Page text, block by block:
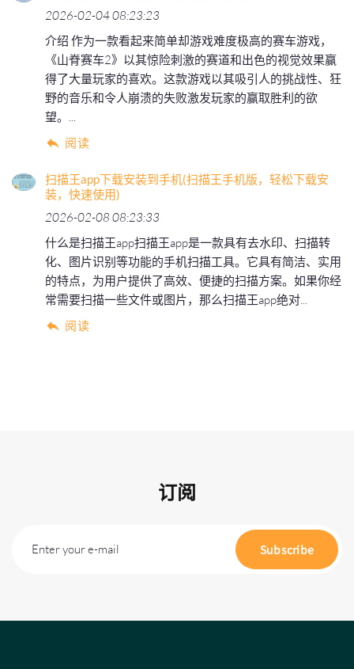
2026-02-04 08:23:23
介绍 作为一款看起来简单却游戏难度极高的赛车游戏，
《山脊赛车2》以其惊险刺激的赛道和出色的视觉效果赢
得了大量玩家的喜欢。这款游戏以其吸引人的挑战性、狂
野的音乐和令人崩溃的失败激发玩家的赢取胜利的欲
望。...
阅读
扫描王app下载安装到手机(扫描王手机版，轻松下载安
装，快速使用)
2026-02-08 08:23:33
什么是扫描王app扫描王app是一款具有去水印、扫描转
化、图片识别等功能的手机扫描工具。它具有简洁、实用
的特点，为用户提供了高效、便捷的扫描方案。如果你经
常需要扫描一些文件或图片，那么扫描王app绝对...
阅读
订阅
Enter your e-mail Subscribe